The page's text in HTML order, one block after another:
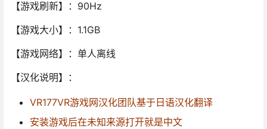
【游戏刷新】：90Hz
【游戏大小】：1.1GB
【游戏网络】：单人离线
【汉化说明】：
VR177VR游戏网汉化团队基于日语汉化翻译
安装游戏后在未知来源打开就是中文